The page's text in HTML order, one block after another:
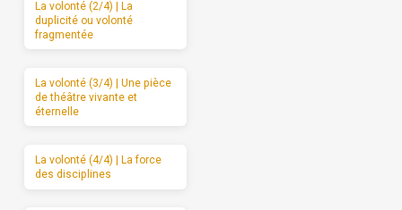
La volonté (2/4) | La
duplicité ou volonté
fragmentée
La volonté (3/4) | Une pièce
de théâtre vivante et
éternelle
La volonté (4/4) | La force
des disciplines